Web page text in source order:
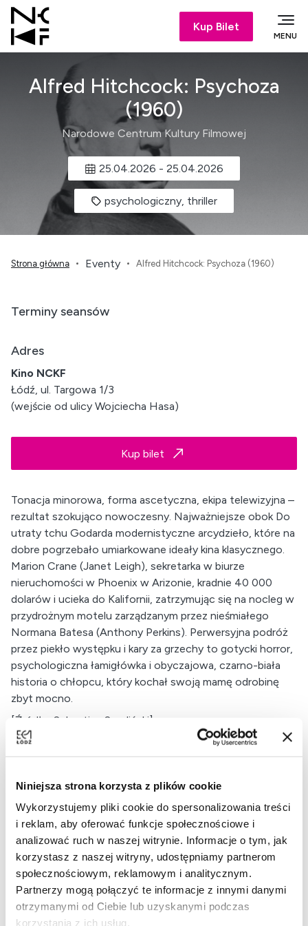
Niniejsza strona korzysta z plików cookie
Wykorzystujemy pliki cookie do spersonalizowania treści
i reklam, aby oferować funkcje społecznościowe i
analizować ruch w naszej witrynie. Informacje o tym, jak
korzystasz z naszej witryny, udostępniamy partnerom
społecznościowym, reklamowym i analitycznym.
Partnerzy mogą połączyć te informacje z innymi danymi
otrzymanymi od Ciebie lub uzyskanymi podczas
korzystania z ich usług.
Kup Bilet
MENU
Alfred Hitchcock: Psychoza
(1960)
Narodowe Centrum Kultury Filmowej
25.04.2026 - 25.04.2026
psychologiczny, thriller
Strona główna Eventy Alfred Hitchcock: Psychoza (1960)
Tonacja minorowa, forma ascetyczna, ekipa telewizyjna –
rezultat szokująco nowoczesny. Najważniejsze obok Do
utraty tchu Godarda modernistyczne arcydzieło, które na
dobre pogrzebało umiarkowane ideały kina klasycznego.
Marion Crane (Janet Leigh), sekretarka w biurze
nieruchomości w Phoenix w Arizonie, kradnie 40 000
dolarów i ucieka do Kalifornii, zatrzymując się na nocleg w
przydrożnym motelu zarządzanym przez nieśmiałego
Normana Batesa (Anthony Perkins). Perwersyjna podróż
przez piekło występku i kary za grzechy to gotycki horror,
psychologiczna łamigłówka i obyczajowa, czarno-biała
historia o chłopcu, który kochał swoją mamę odrobinę
zbyt mocno.
[Źródło: Sebastian Smoliński]
Tym filmem Hitchcock naruszył ciągłość rozwoju kina
jako sztuki narracyjnej zadłużonej w powieści i teatrze
rewolucji Godardowskiej, bo Hitch podłożył bombę pod
pluszowy fotel widza kina głównego nurtu. Psychoza nie
tylko pioniersko poruszyła temat fascynacji seryjnymi
mordercami, który napędza popkulturę do dziś – przede
wszystkim jest to film, który odebrał mainstreamowej
widowni bezpieczeństwo. Co więcej, mamy tu do
czynienia z reżyserską wirtuozerią mimo skromności
budżetu, co rozpoznała nawet Akademia Filmowa,
Terminy seansów
Adres
Kino NCKF
Łódź, ul. Targowa 1/3
(wejście od ulicy Wojciecha Hasa)
Kup bilet